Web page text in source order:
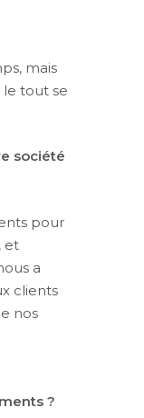
mais
le tout se
société
pour
et
a
clients
nos
?